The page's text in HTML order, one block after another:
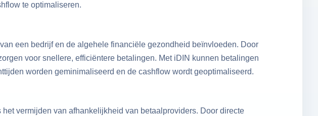
te optimaliseren.
een bedrijf en de algehele financiële gezondheid beïnvloeden. Door
voor snellere, efficiëntere betalingen. Met iDIN kunnen betalingen
worden geminimaliseerd en de cashflow wordt geoptimaliseerd.
vermijden van afhankelijkheid van betaalproviders. Door directe